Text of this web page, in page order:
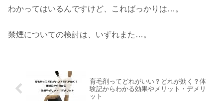
わかってはいるんですけど、こればっかりは…。
禁煙についての検討は、いずれまた…。
育毛剤ってどれがいい？どれが効く？体
験記からわかる効果やメリット・デメリ
ット